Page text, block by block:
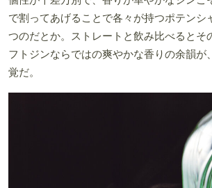
で割ってあげることで各々が持つポテンシ
つのだとか。ストレートと飲み比べるとそ
フトジンならではの爽やかな香りの余韻が
覚だ。